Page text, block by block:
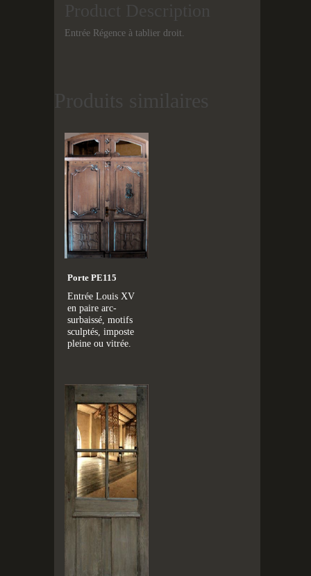
Entrée Régence à tablier droit.
Porte PE115
Entrée Louis XV
en paire arc-
surbaissé, motifs
sculptés, imposte
pleine ou vitrée.